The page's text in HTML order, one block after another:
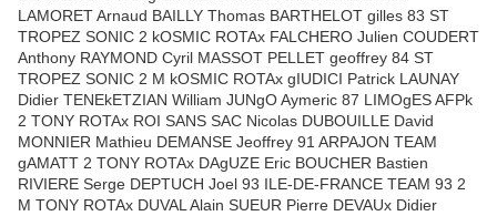
LAMORET Arnaud BAILLY Thomas BARTHELOT gilles 83 ST
TROPEZ SONIC 2 kOSMIC ROTAx FALCHERO Julien COUDERT
Anthony RAYMOND Cyril MASSOT PELLET geoffrey 84 ST
TROPEZ SONIC 2 M kOSMIC ROTAx gIUDICI Patrick LAUNAY
Didier TENEkETZIAN William JUNgO Aymeric 87 LIMOgES AFPk
2 TONY ROTAx ROI SANS SAC Nicolas DUBOUILLE David
MONNIER Mathieu DEMANSE Jeoffrey 91 ARPAJON TEAM
gAMATT 2 TONY ROTAx DAgUZE Eric BOUCHER Bastien
RIVIERE Serge DEPTUCH Joel 93 ILE-DE-FRANCE TEAM 93 2
M TONY ROTAx DUVAL Alain SUEUR Pierre DEVAUx Didier